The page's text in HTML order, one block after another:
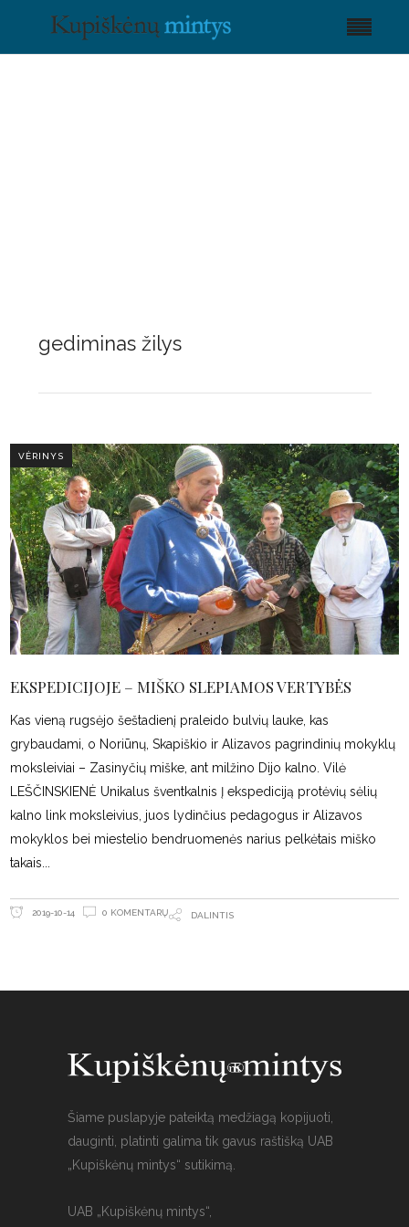
gediminas žilys
VĖRINYS
EKSPEDICIJOJE – MIŠKO SLEPIAMOS VERTYBĖS
Kas vieną rugsėjo šeštadienį praleido bulvių lauke, kas
grybaudami, o Noriūnų, Skapiškio ir Alizavos pagrindinių mokyklų
moksleiviai – Zasinyčių miške, ant milžino Dijo kalno. Vilė
LEŠČINSKIENĖ Unikalus šventkalnis Į ekspediciją protėvių sėlių
kalno link moksleivius, juos lydinčius pedagogus ir Alizavos
mokyklos bei miestelio bendruomenės narius pelkėtais miško
takais
2019-10-14 0 KOMENTARŲ DALINTIS
Šiame puslapyje pateiktą medžiagą kopijuoti,
dauginti, platinti galima tik gavus raštišką UAB
„Kupiškėnų mintys“ sutikimą.
UAB „Kupiškėnų mintys“,